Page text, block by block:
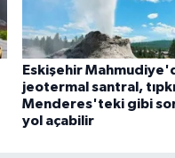
Eskişehir
jeotermal santral,
Menderes'teki gibi
yol açabilir